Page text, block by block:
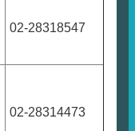
02-28318547
02-28314473